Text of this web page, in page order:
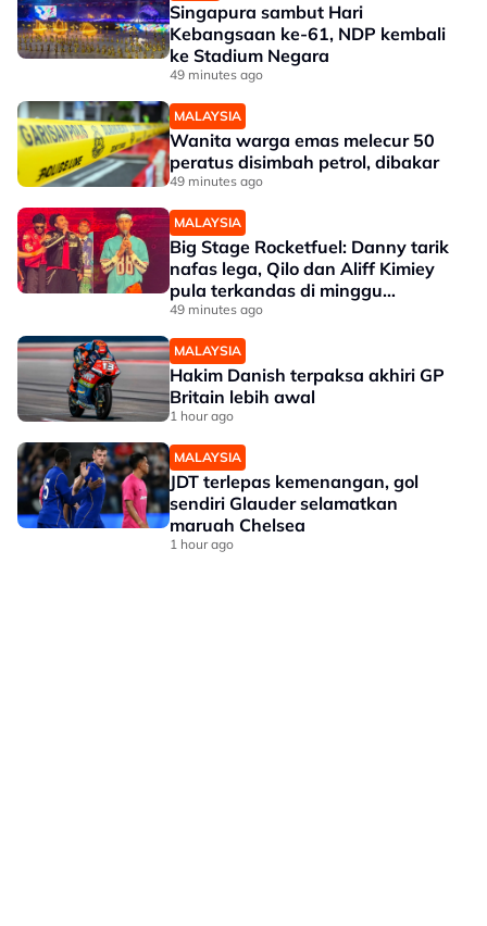
Singapura sambut Hari
Kebangsaan ke-61, NDP kembali
ke Stadium Negara
49 minutes ago
MALAYSIA
Wanita warga emas melecur 50
peratus disimbah petrol, dibakar
49 minutes ago
MALAYSIA
Big Stage Rocketfuel: Danny tarik
nafas lega, Qilo dan Aliff Kimiey
pula terkandas di minggu
separuh akhir
49 minutes ago
MALAYSIA
Hakim Danish terpaksa akhiri GP
Britain lebih awal
1 hour ago
MALAYSIA
JDT terlepas kemenangan, gol
sendiri Glauder selamatkan
maruah Chelsea
1 hour ago